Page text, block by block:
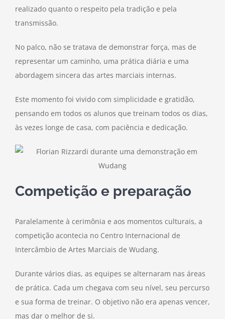
realizado quanto o respeito pela tradição e pela
transmissão.
No palco, não se tratava de demonstrar força, mas de
representar um caminho, uma prática diária e uma
abordagem sincera das artes marciais internas.
Este momento foi vivido com simplicidade e gratidão,
pensando em todos os alunos que treinam todos os dias,
às vezes longe de casa, com paciência e dedicação.
Competição e preparação
Paralelamente à cerimônia e aos momentos culturais, a
competição acontecia no Centro Internacional de
Intercâmbio de Artes Marciais de Wudang.
Durante vários dias, as equipes se alternaram nas áreas
de prática. Cada um chegava com seu nível, seu percurso
e sua forma de treinar. O objetivo não era apenas vencer,
mas dar o melhor de si.